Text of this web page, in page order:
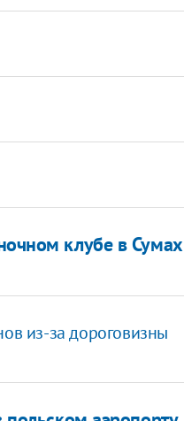
клубе в Сумах
из-за дороговизны